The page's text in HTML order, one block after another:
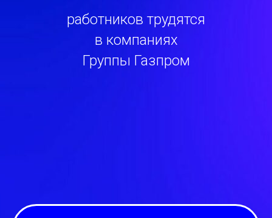
работников трудятся
в компаниях
Группы Газпром